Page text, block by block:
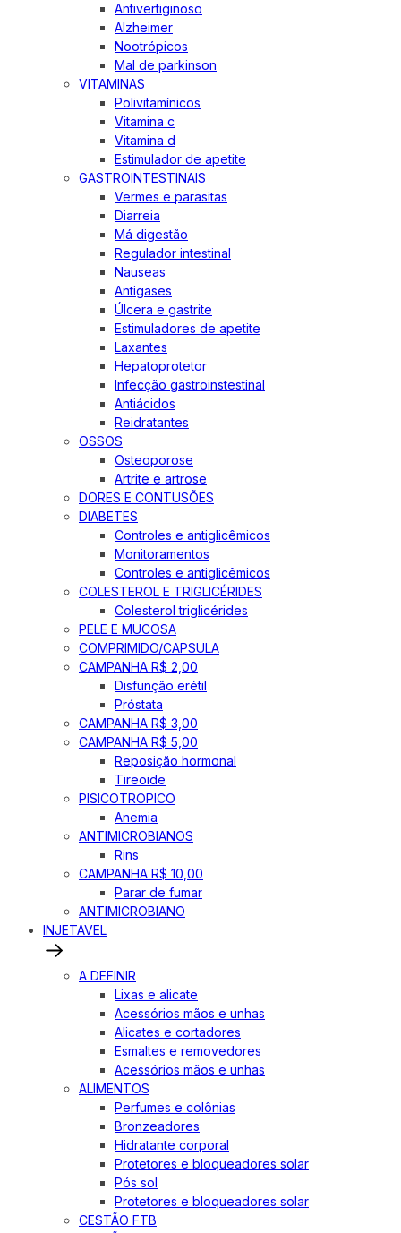
Antivertiginoso
Alzheimer
Nootrópicos
Mal de parkinson
VITAMINAS
Polivitamínicos
Vitamina c
Vitamina d
Estimulador de apetite
GASTROINTESTINAIS
Vermes e parasitas
Diarreia
Má digestão
Regulador intestinal
Nauseas
Antigases
Úlcera e gastrite
Estimuladores de apetite
Laxantes
Hepatoprotetor
Infecção gastroinstestinal
Antiácidos
Reidratantes
OSSOS
Osteoporose
Artrite e artrose
DORES E CONTUSÕES
DIABETES
Controles e antiglicêmicos
Monitoramentos
Controles e antiglicêmicos
COLESTEROL E TRIGLICÉRIDES
Colesterol triglicérides
PELE E MUCOSA
COMPRIMIDO/CAPSULA
CAMPANHA R$ 2,00
Disfunção erétil
Próstata
CAMPANHA R$ 3,00
CAMPANHA R$ 5,00
Reposição hormonal
Tireoide
PISICOTROPICO
Anemia
ANTIMICROBIANOS
Rins
CAMPANHA R$ 10,00
Parar de fumar
ANTIMICROBIANO
INJETAVEL
A DEFINIR
Lixas e alicate
Acessórios mãos e unhas
Alicates e cortadores
Esmaltes e removedores
Acessórios mãos e unhas
ALIMENTOS
Perfumes e colônias
Bronzeadores
Hidratante corporal
Protetores e bloqueadores solar
Pós sol
Protetores e bloqueadores solar
CESTÃO FTB